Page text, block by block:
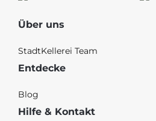
Über uns
StadtKellerei Team
Entdecke
Blog
Hilfe & Kontakt